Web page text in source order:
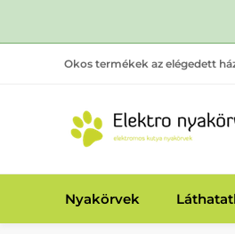
Okos termékek az elégedett
Nyakörvek